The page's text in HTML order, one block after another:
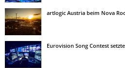
artlogic Austria beim Nova
Eurovision Song Contest